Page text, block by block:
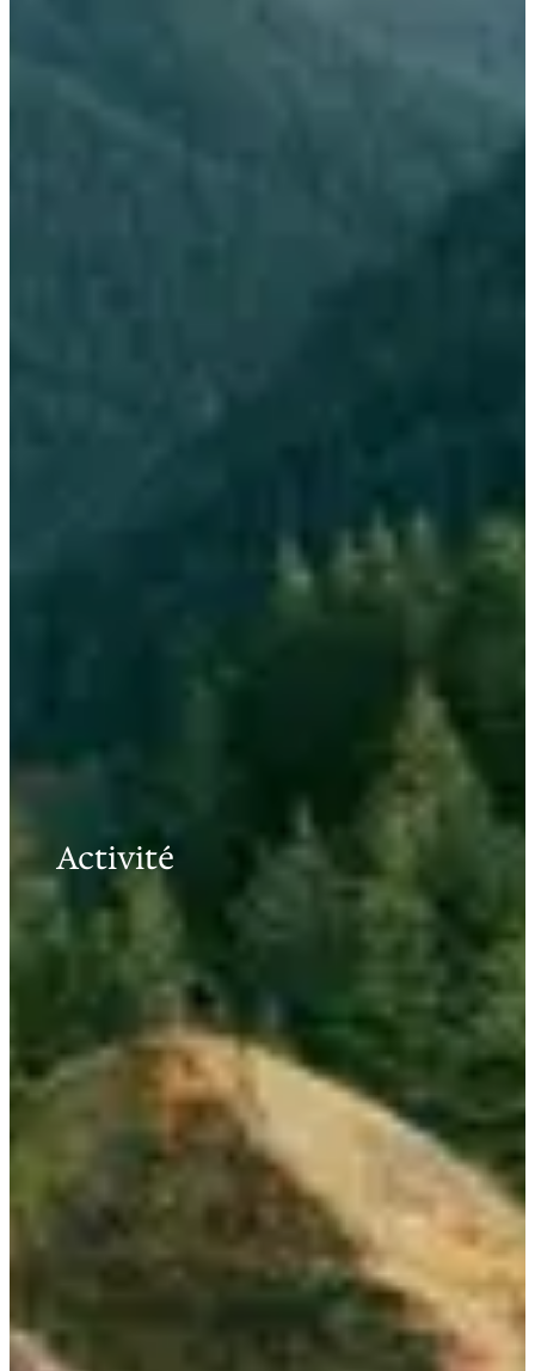
Activité